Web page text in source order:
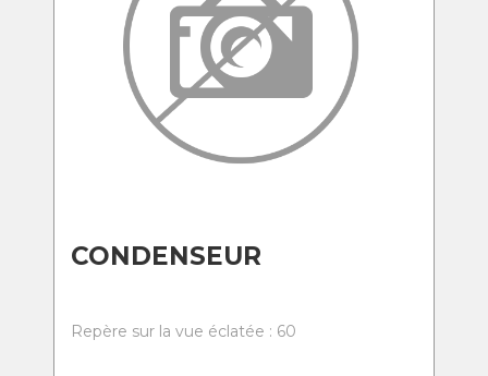
CONDENSEUR
Repère sur la vue éclatée : 60